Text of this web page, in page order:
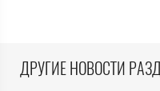
ДРУГИЕ НОВОСТИ